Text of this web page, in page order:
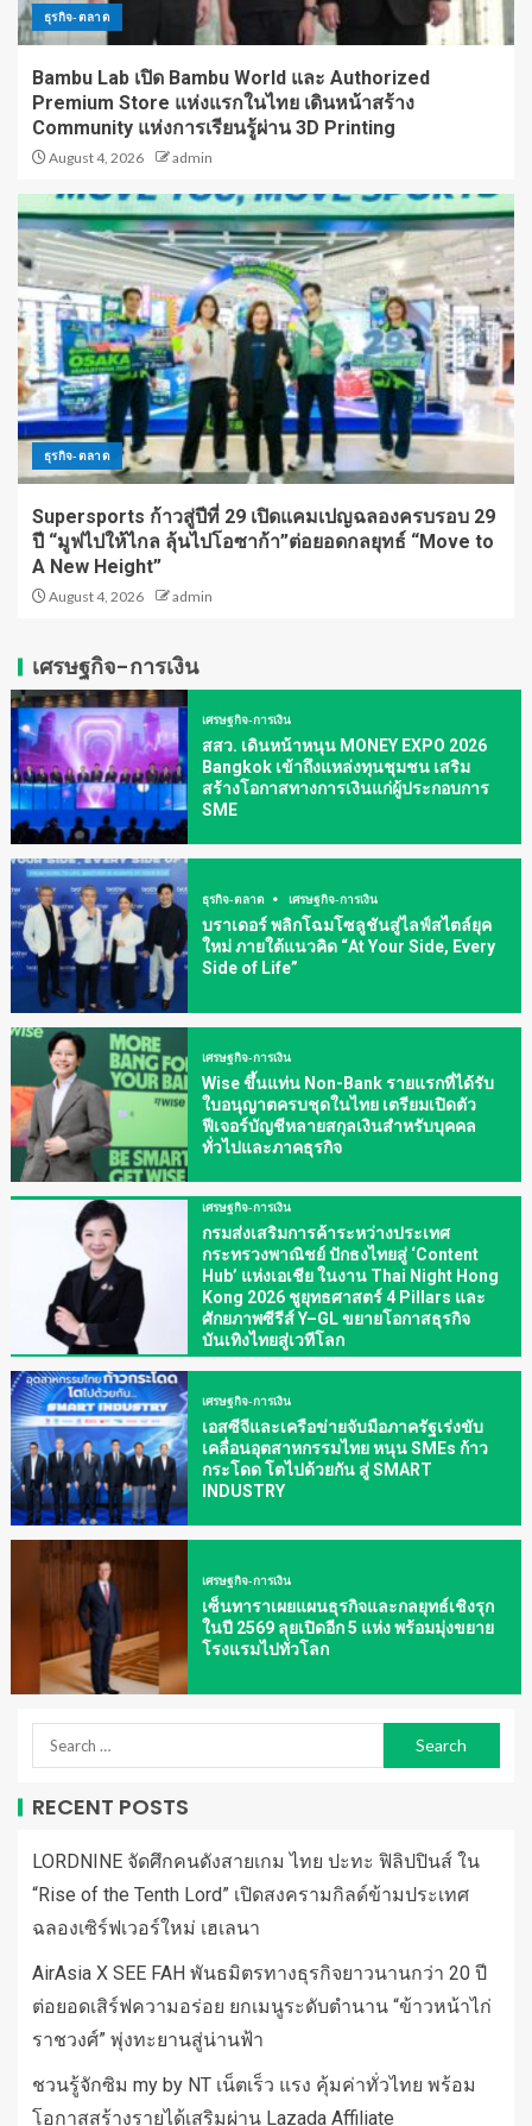
ธุรกิจ-ตลาด
Bambu Lab เปิด Bambu World และ Authorized
Premium Store แห่งแรกในไทย เดินหน้าสร้าง
Community แห่งการเรียนรู้ผ่าน 3D Printing
August 4, 2026 admin
ธุรกิจ-ตลาด
Supersports ก้าวสู่ปีที่ 29 เปิดแคมเปญฉลองครบรอบ 29
ปี “มูฟไปให้ไกล ลุ้นไปโอซาก้า”ต่อยอดกลยุทธ์ “Move to
A New Height”
August 4, 2026 admin
เศรษฐกิจ-การเงิน
เศรษฐกิจ-การเงิน
สสว. เดินหน้าหนุน MONEY EXPO 2026
Bangkok เข้าถึงแหล่งทุนชุมชน เสริม
สร้างโอกาสทางการเงินแก่ผู้ประกอบการ
SME
ธุรกิจ-ตลาด เศรษฐกิจ-การเงิน
บราเดอร์ พลิกโฉมโซลูชันสู่ไลฟ์สไตล์ยุค
ใหม่ ภายใต้แนวคิด “At Your Side, Every
Side of Life”
เศรษฐกิจ-การเงิน
Wise ขึ้นแท่น Non-Bank รายแรกที่ได้รับ
ใบอนุญาตครบชุดในไทย เตรียมเปิดตัว
ฟีเจอร์บัญชีหลายสกุลเงินสำหรับบุคคล
ทั่วไปและภาคธุรกิจ
เศรษฐกิจ-การเงิน
กรมส่งเสริมการค้าระหว่างประเทศ
กระทรวงพาณิชย์ ปักธงไทยสู่ ‘Content
Hub’ แห่งเอเชีย ในงาน Thai Night Hong
Kong 2026 ชูยุทธศาสตร์ 4 Pillars และ
ศักยภาพซีรีส์ Y–GL ขยายโอกาสธุรกิจ
บันเทิงไทยสู่เวทีโลก
เศรษฐกิจ-การเงิน
เอสซีจีและเครือข่ายจับมือภาครัฐเร่งขับ
เคลื่อนอุตสาหกรรมไทย หนุน SMEs ก้าว
กระโดด โตไปด้วยกัน สู่ SMART
INDUSTRY
เศรษฐกิจ-การเงิน
เซ็นทาราเผยแผนธุรกิจและกลยุทธ์เชิงรุก
ในปี 2569 ลุยเปิดอีก 5 แห่ง พร้อมมุ่งขยาย
โรงแรมไปทั่วโลก
RECENT POSTS
LORDNINE จัดศึกคนดังสายเกม ไทย ปะทะ ฟิลิปปินส์ ใน
“Rise of the Tenth Lord” เปิดสงครามกิลด์ข้ามประเทศ
ฉลองเซิร์ฟเวอร์ใหม่ เฮเลนา
AirAsia X SEE FAH พันธมิตรทางธุรกิจยาวนานกว่า 20 ปี
ต่อยอดเสิร์ฟความอร่อย ยกเมนูระดับตำนาน “ข้าวหน้าไก่
ราชวงศ์” พุ่งทะยานสู่น่านฟ้า
ชวนรู้จักซิม my by NT เน็ตเร็ว แรง คุ้มค่าทั่วไทย พร้อม
โอกาสสร้างรายได้เสริมผ่าน Lazada Affiliate